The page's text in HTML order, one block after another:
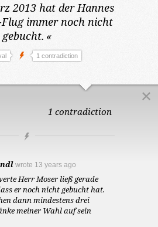
2013 hat der Hannes
immer noch nicht
gebucht. «
1 contradiction
1 contradiction
wrote 13 years ago
Herr Moser ließ gerade
er noch nicht gebucht hat.
dann mindestens drei
meiner Wahl auf sein